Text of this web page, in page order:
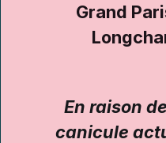
Grand
En raison
canicule